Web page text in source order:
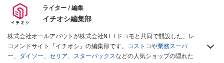
ライター / 編集
イチオシ編集部
株式会社オールアバウトが株式会社NTTドコモと共同で開設した、レ
コメンドサイト『イチオシ』の編集部です。 コストコや業務スーパ
ー、 ダイソー、 セリア、 スターバックスなどの人気ショップの隠れた